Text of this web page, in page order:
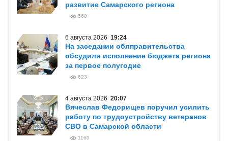
развитие Самарского региона
560
6 августа 2026 19:24
На заседании облправительства
обсудили исполнение бюджета региона
за первое полугодие
623
4 августа 2026 20:07
Вячеслав Федорищев поручил усилить
работу по трудоустройству ветеранов
СВО в Самарской области
1160